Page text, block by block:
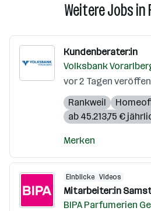
Weitere Jobs in
Kundenberater:in
Volksbank
vor 2 Tagen
Rankweil
ab 45.213,75 €
Merken
Einblicke Videos
Mitarbeiter:in
BIPA Parfumerien